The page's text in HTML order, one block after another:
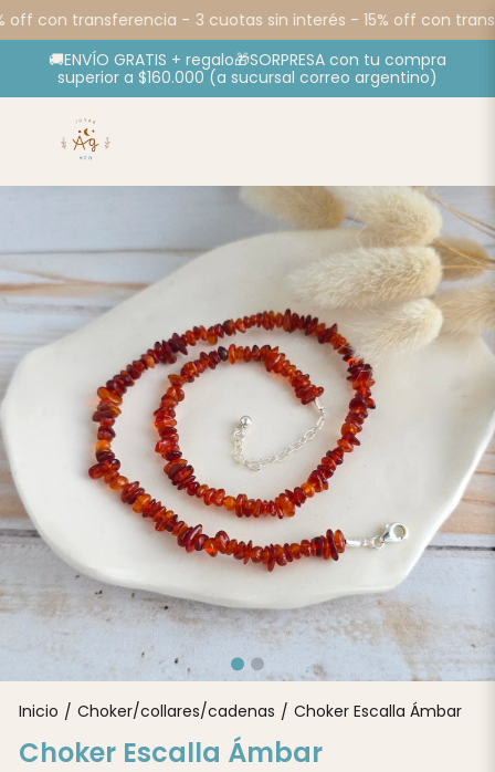
con transferencia - 3 cuotas sin interés - 15% off con
🚚ENVÍO GRATIS + regalo🎁SORPRESA con tu compra
superior a $160.000 (a sucursal correo argentino)
Inicio / Choker/collares/cadenas / Choker Escalla Ámbar
Choker Escalla Ámbar